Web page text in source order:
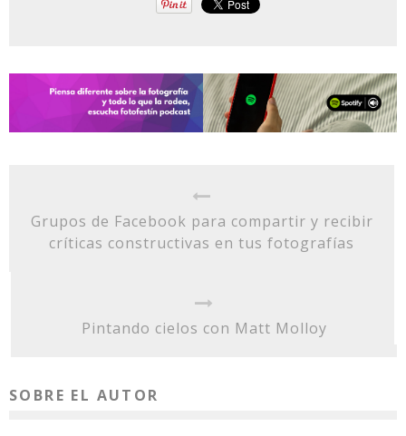
Grupos de Facebook para compartir y recibir
críticas constructivas en tus fotografías
Pintando cielos con Matt Molloy
SOBRE EL AUTOR